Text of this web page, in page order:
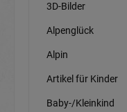
3D-Bilder
Alpenglück
Alpin
Artikel für Kinder
Baby-/Kleinkind